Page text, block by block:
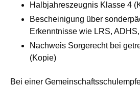
Halbjahreszeugnis Klasse 4
Bescheinigung über
Erkenntnisse wie LRS,
Nachweis Sorgerecht bei
(Kopie)
Bei einer